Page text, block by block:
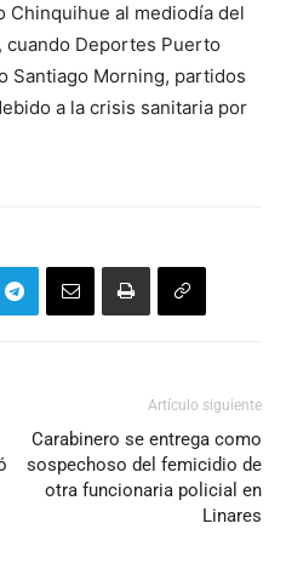
Chinquihue al mediodía del
Deportes Puerto
Santiago Morning, partidos
a la crisis sanitaria por
Artículo siguiente
Carabinero se entrega como
sospechoso del femicidio de
otra funcionaria policial en
Linares